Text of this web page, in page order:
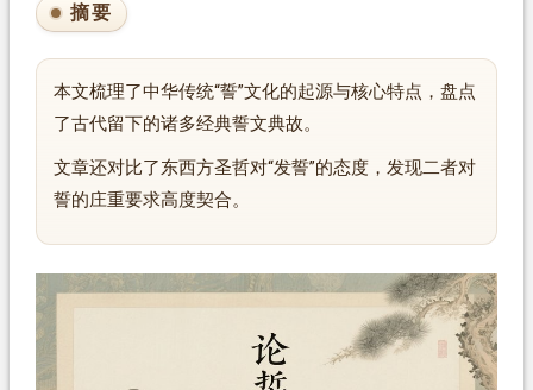
摘要
本文梳理了中华传统“誓”文化的起源与核心特点，盘点
了古代留下的诸多经典誓文典故。
文章还对比了东西方圣哲对“发誓”的态度，发现二者对
誓的庄重要求高度契合。